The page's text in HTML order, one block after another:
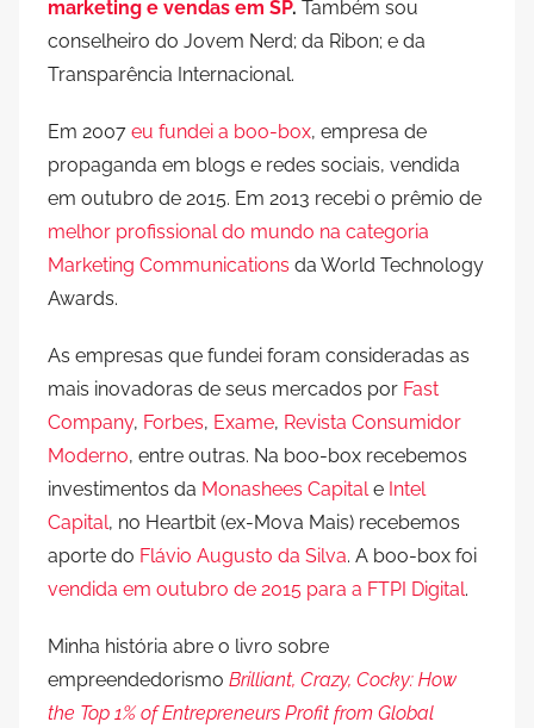
marketing e vendas em SP. Também sou
conselheiro do Jovem Nerd; da Ribon; e da
Transparência Internacional.
Em 2007 eu fundei a boo-box, empresa de
propaganda em blogs e redes sociais, vendida
em outubro de 2015. Em 2013 recebi o prêmio de
melhor profissional do mundo na categoria
Marketing Communications da World Technology
Awards.
As empresas que fundei foram consideradas as
mais inovadoras de seus mercados por Fast
Company, Forbes, Exame, Revista Consumidor
Moderno, entre outras. Na boo-box recebemos
investimentos da Monashees Capital e Intel
Capital, no Heartbit (ex-Mova Mais) recebemos
aporte do Flávio Augusto da Silva. A boo-box foi
vendida em outubro de 2015 para a FTPI Digital.
Minha história abre o livro sobre
empreendedorismo Brilliant, Crazy, Cocky: How
the Top 1% of Entrepreneurs Profit from Global